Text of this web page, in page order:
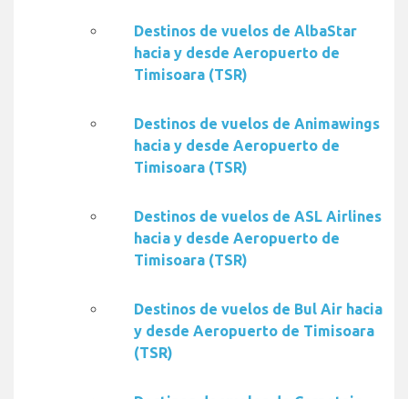
Destinos de vuelos de AlbaStar
hacia y desde Aeropuerto de
Timisoara (TSR)
Destinos de vuelos de Animawings
hacia y desde Aeropuerto de
Timisoara (TSR)
Destinos de vuelos de ASL Airlines
hacia y desde Aeropuerto de
Timisoara (TSR)
Destinos de vuelos de Bul Air hacia
y desde Aeropuerto de Timisoara
(TSR)